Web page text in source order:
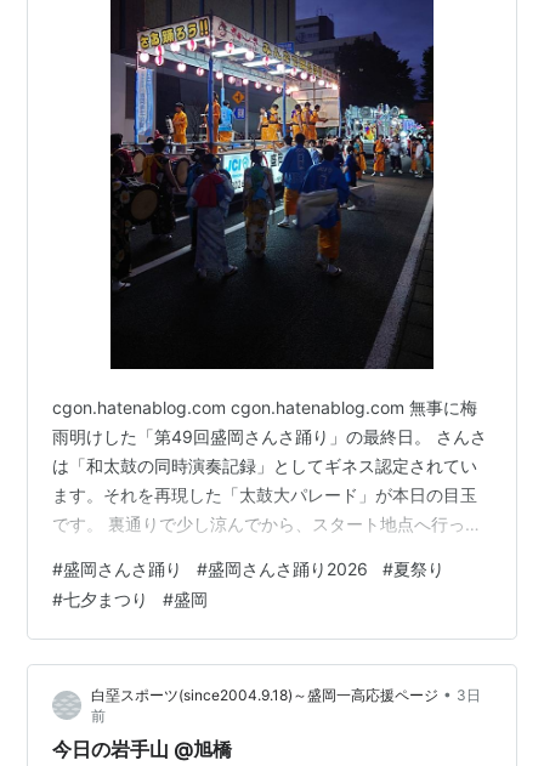
cgon.hatenablog.com cgon.hatenablog.com 無事に梅
雨明けした「第49回盛岡さんさ踊り」の最終日。 さんさ
は「和太鼓の同時演奏記録」としてギネス認定されてい
ます。それを再現した「太鼓大パレード」が本日の目玉
です。 裏通りで少し涼んでから、スタート地点へ行って
なって、花車のまわりで「大輪踊り」が行われますが、
今年はこのあたりで。 「盛岡七夕まつり」を見ながら、
夜風にあたって帰ります。 www.youtube.com
#盛岡さんさ踊り #盛岡さんさ踊り2026 #夏祭り
#七夕まつり #盛岡
白堊スポーツ(since2004.9.18)～盛岡一高応援ページ • 3日
前
今日の岩手山 @旭橋